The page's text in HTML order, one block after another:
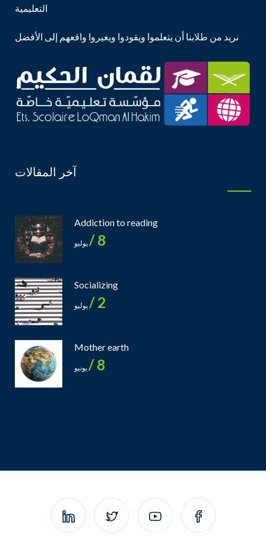
التعليمية
نريد من طلابنا أن يتعلموا ويقودوا ويغيروا واقعهم إلى الأفضل
آخر المقالات
Addiction to reading
8 / يوليو
Socializing
2 / يوليو
Mother earth
8 / يونيو